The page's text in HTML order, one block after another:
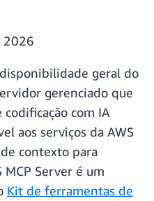
2026
geral do
gerenciado que
com IA
aos serviços da AWS
contexto para
MCP Server é um
Kit de ferramentas de